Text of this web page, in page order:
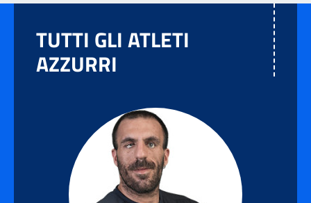
TUTTI GLI ATLETI
AZZURRI